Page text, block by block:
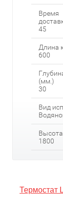
Время
45
Длина
600
(мм.)
30
Вид
1800
Термостат